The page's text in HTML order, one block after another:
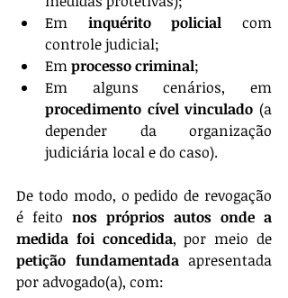
Em inquérito policial com
controle judicial;
Em processo criminal;
procedimento cível vinculado (a
depender da organização
judiciária local e do caso).
De todo modo, o pedido de revogação
é feito nos próprios autos onde a
medida foi concedida
petição fundamentada apresentada
por advogado(a), com: